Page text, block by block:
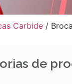
Carbide /
de